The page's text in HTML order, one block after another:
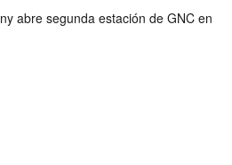
abre segunda estación de GNC en